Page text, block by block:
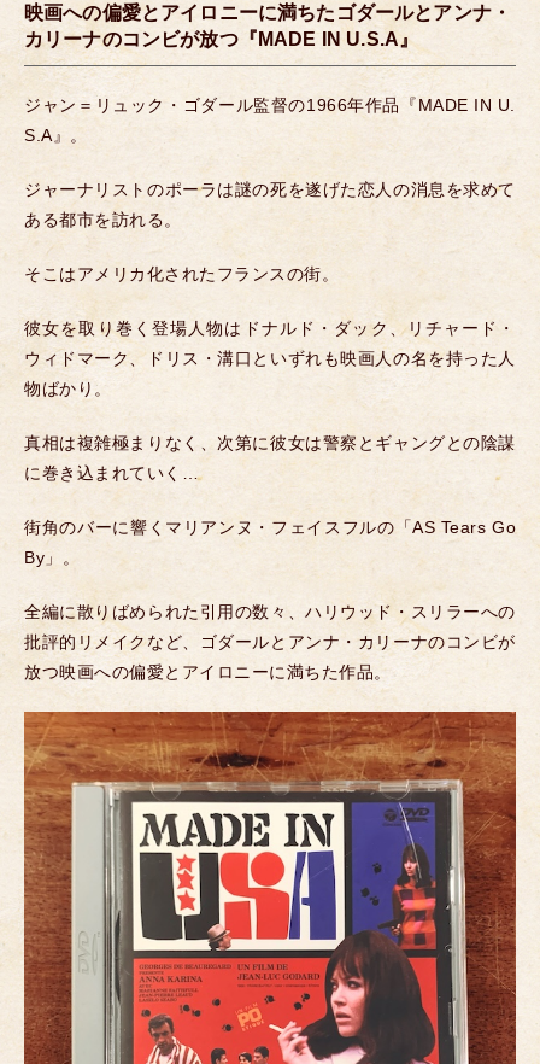
映画への偏愛とアイロニーに満ちたゴダールとアンナ・
カリーナのコンビが放つ『MADE IN U.S.A』
ジャン＝リュック・ゴダール監督の1966年作品『MADE IN U.
S.A』。
ジャーナリストのポーラは謎の死を遂げた恋人の消息を求めて
ある都市を訪れる。
そこはアメリカ化されたフランスの街。
彼女を取り巻く登場人物はドナルド・ダック、リチャード・
ウィドマーク、ドリス・溝口といずれも映画人の名を持った人
物ばかり。
真相は複雑極まりなく、次第に彼女は警察とギャングとの陰謀
に巻き込まれていく…
街角のバーに響くマリアンヌ・フェイスフルの「AS Tears Go
By」。
全編に散りばめられた引用の数々、ハリウッド・スリラーへの
批評的リメイクなど、ゴダールとアンナ・カリーナのコンビが
放つ映画への偏愛とアイロニーに満ちた作品。